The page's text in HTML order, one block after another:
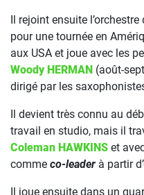
Il rejoint ensuite
pour une tournée en
aux USA et joue avec les
Woody HERMAN (août-
dirigé par les
Il devient très connu au
travail en studio, mais il
Coleman HAWKINS et
comme co-leader à partir
Il joue ensuite dans un